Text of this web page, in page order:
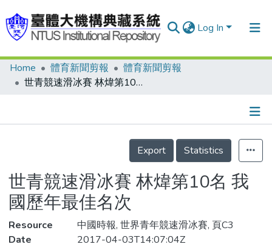
Log In
Communities & Collections
Statistics
Home 體育新聞剪報
體育新聞剪報
世青競速滑冰賽 林煒第10名 我國歷年最佳名次
Details
Export
Statistics
世青競速滑冰賽 林煒第10名 我
國歷年最佳名次
Resource
中國時報, 世界青年競速滑冰賽, 頁C3
Date
2017-04-03T14:07:04Z